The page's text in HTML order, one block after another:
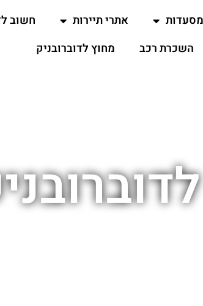
מסעדות אתרי תיירות חשוב
השכרת רכב
מחוץ לדוברובניק